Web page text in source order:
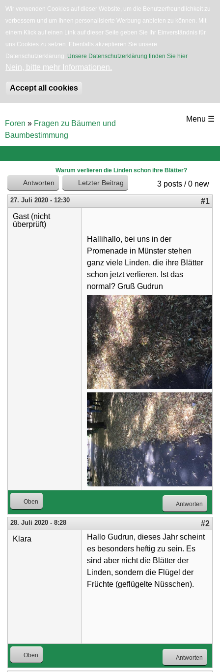
Wir verwenden Cookies auf dieser Website, um die Benutzerfreundlichkeit zu
verbessern und um Ihnen personalisierte Werbung anbieten zu können. Mit
einem Klick auf einen Link auf dieser Seite geben Sie Ihr Einverständnis für
uns Cookies zu setzen. Ebenfalls akzeptieren Sie unsere
Datenschutzerklärung. Unsere Datenschutzerklärung finden Sie hier.
Nein, bitte mehr Informationen.
Accept all cookies
zum
Inhalt
English Bäume Blumen Zurück
Menu ☰
Sie
sind
hier
Foren » Fragen zu Bäumen und
Baumbestimmung
Warum verlieren die Linden schon ihre Blätter?
3 posts / 0 new
Antworten Letzter Beitrag
27. Juli 2020 - 12:30
#1
Gast (nicht
überprüft)
Hallihallo, bei uns in der
Promenade in Münster stehen
ganz viele Linden, die ihre Blätter
schon jetzt verlieren. Ist das
normal? Gruß Gudrun
Oben Antworten
28. Juli 2020 - 8:28
#2
Klara
Hallo Gudrun, dieses Jahr scheint
es besonders heftig zu sein. Es
sind aber nicht die Blätter der
Linden, sondern die Flügel der
Früchte (geflügelte Nüsschen).
Oben Antworten